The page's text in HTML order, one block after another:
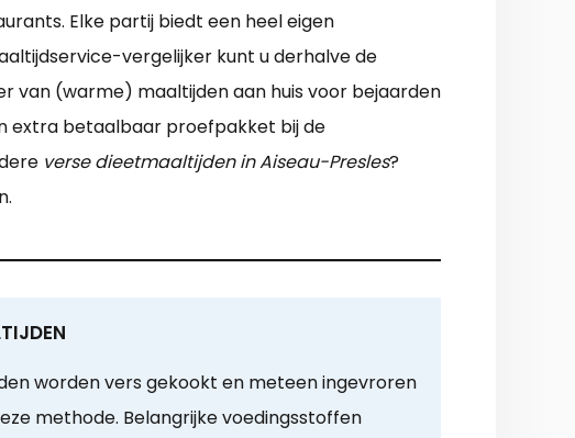
Elke partij biedt een heel eigen
vergelijker kunt u derhalve de
van (warme) maaltijden aan huis voor bejaarden
extra betaalbaar proefpakket bij de
verse dieetmaaltijden in Aiseau-Presles?
worden vers gekookt en meteen ingevroren
methode. Belangrijke voedingsstoffen